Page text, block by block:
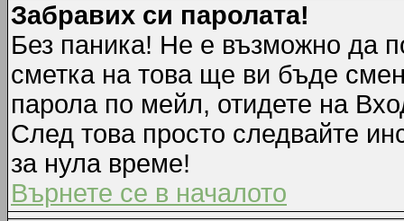
Забравих си паролата!
Без паника! Не е възможно да
сметка на това ще ви бъде
парола по мейл, отидете на
След това просто следвайте
за нула време!
Върнете се в началото